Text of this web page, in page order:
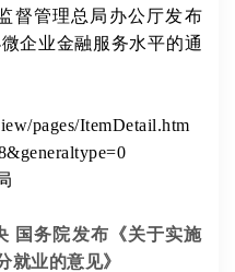
督管理总局办公厅发布
企业金融服务水平的通
pages/ItemDetail.htm
国务院发布《关于实施
就业的意见》